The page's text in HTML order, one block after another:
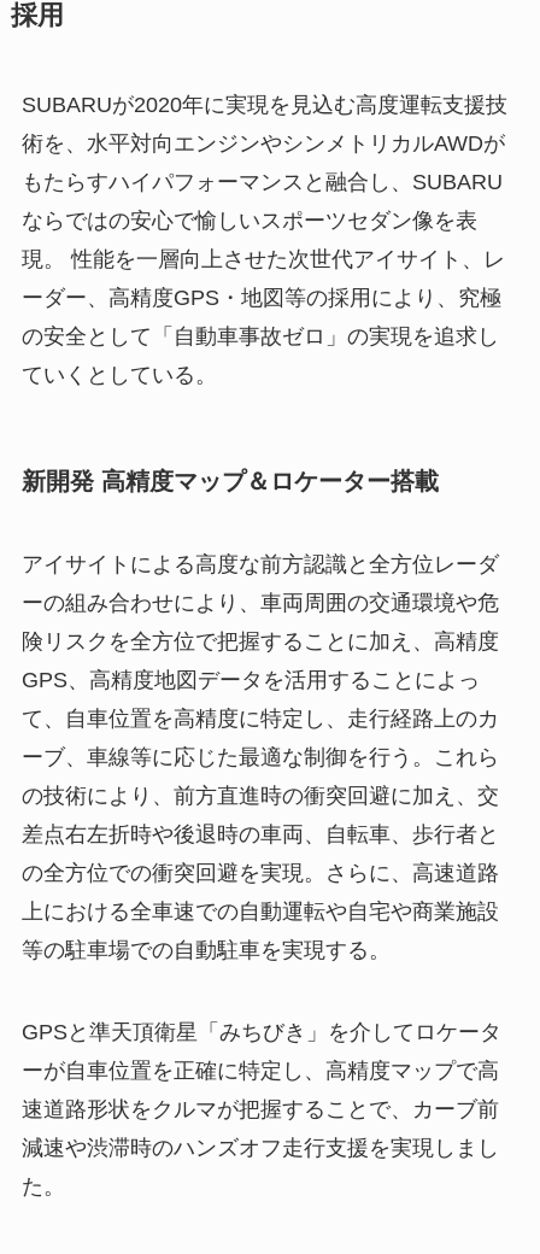
採用
SUBARUが2020年に実現を見込む高度運転支援技
術を、水平対向エンジンやシンメトリカルAWDが
もたらすハイパフォーマンスと融合し、SUBARU
ならではの安心で愉しいスポーツセダン像を表
現。 性能を一層向上させた次世代アイサイト、レ
ーダー、高精度GPS・地図等の採用により、究極
の安全として「自動車事故ゼロ」の実現を追求し
ていくとしている。
新開発 高精度マップ＆ロケーター搭載
アイサイトによる高度な前方認識と全方位レーダ
ーの組み合わせにより、車両周囲の交通環境や危
険リスクを全方位で把握することに加え、高精度
GPS、高精度地図データを活用することによっ
て、自車位置を高精度に特定し、走行経路上のカ
ーブ、車線等に応じた最適な制御を行う。これら
の技術により、前方直進時の衝突回避に加え、交
差点右左折時や後退時の車両、自転車、歩行者と
の全方位での衝突回避を実現。さらに、高速道路
上における全車速での自動運転や自宅や商業施設
等の駐車場での自動駐車を実現する。
GPSと準天頂衛星「みちびき」を介してロケータ
ーが自車位置を正確に特定し、高精度マップで高
速道路形状をクルマが把握することで、カーブ前
減速や渋滞時のハンズオフ走行支援を実現しまし
た。